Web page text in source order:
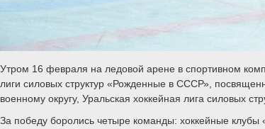
Утром 16 февраля на ледовой арене в спортивном
лиги силовых структур «Рожденные в СССР»,
военному округу, Уральская хоккейная лига силовых
За победу боролись четыре команды: хоккейные